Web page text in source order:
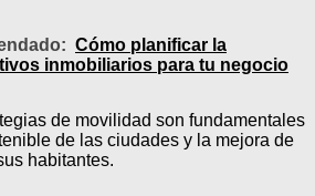
Cómo planificar la
inmobiliarios para tu negocio
de movilidad son fundamentales
de las ciudades y la mejora de
habitantes.